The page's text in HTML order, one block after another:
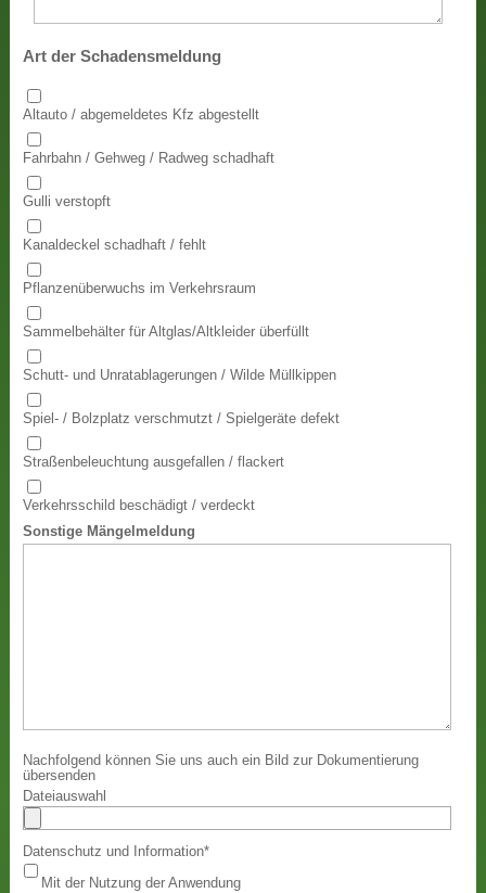
Art der Schadensmeldung
Altauto / abgemeldetes Kfz abgestellt
Fahrbahn / Gehweg / Radweg schadhaft
Gulli verstopft
Kanaldeckel schadhaft / fehlt
Pflanzenüberwuchs im Verkehrsraum
Sammelbehälter für Altglas/Altkleider überfüllt
Schutt- und Unratablagerungen / Wilde Müllkippen
Spiel- / Bolzplatz verschmutzt / Spielgeräte defekt
Straßenbeleuchtung ausgefallen / flackert
Verkehrsschild beschädigt / verdeckt
Sonstige Mängelmeldung
Nachfolgend können Sie uns auch ein Bild zur Dokumentierung
übersenden
Dateiauswahl
Datenschutz und Information*
Mit der Nutzung der Anwendung